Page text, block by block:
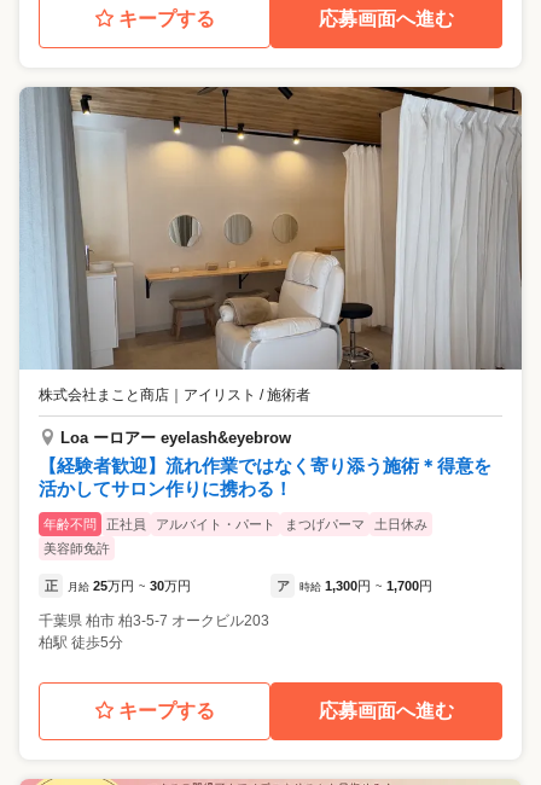
キープする 応募画面へ進む
株式会社まこと商店 アイリスト / 施術者
Loa ーロアー eyelash&eyebrow
【経験者歓迎】流れ作業ではなく寄り添う施術＊得意を
活かしてサロン作りに携わる！
年齢不問 正社員 アルバイト・パート まつげパーマ
土日休み
美容師免許
正 月給 25万円 ~ 30万円 ア 時給 1,300円 ~ 1,700円
千葉県 柏市 柏3-5-7 オークビル203
柏駅 徒歩5分
キープする 応募画面へ進む